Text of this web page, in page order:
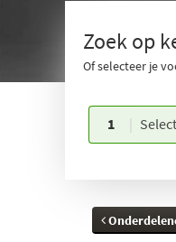
Zoek op
Of selecteer je
1